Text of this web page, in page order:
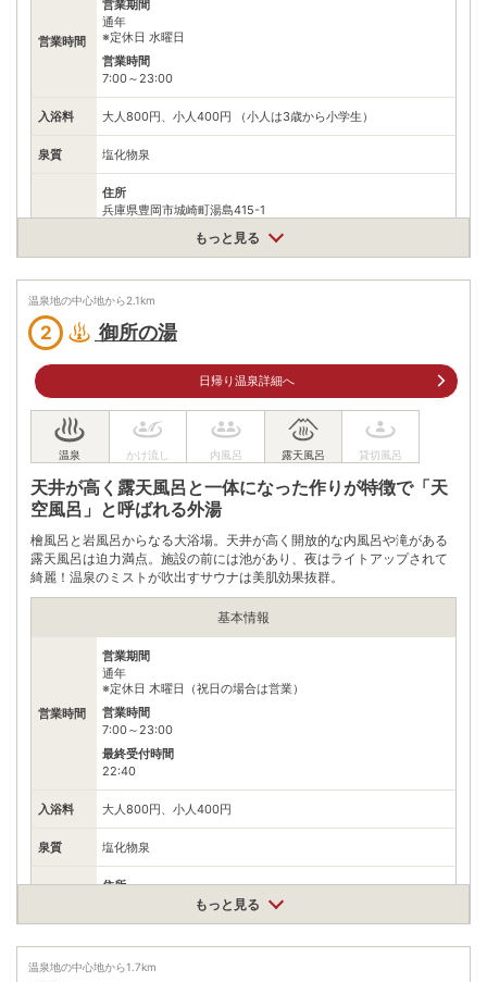
営業時間
営業期間
通年
※定休日 水曜日
営業時間
7:00～23:00
入浴料 大人800円、小人400円 （小人は3歳から小学生）
泉質 塩化物泉
アクセス
住所
兵庫県豊岡市城崎町湯島415-1
北近畿豊岡自動車道日高神鍋高原ICから国道482・312号、県道
公共交通機関
駐車場
電話番号 0796322229
※ 掲載情報は変更になる場合があります。最新の内容はご利用前にご自身でお
問合せください。
※ 料金情報は税込・税抜表記が混ざっております。正しい金額はご利用前にご
自身でお問合せください。
もっと見る
温泉地の中心地から2.1km
2 御所の湯
日帰り温泉詳細へ
天井が高く露天風呂と一体になった作りが特徴で「天
空風呂」と呼ばれる外湯
檜風呂と岩風呂からなる大浴場。天井が高く開放的な内風呂や滝がある
露天風呂は迫力満点。施設の前には池があり、夜はライトアップされて
綺麗！温泉のミストが吹出すサウナは美肌効果抜群。
基本情報
営業時間
営業期間
通年
※定休日 木曜日（祝日の場合は営業）
営業時間
7:00～23:00
最終受付時間
22:40
入浴料 大人800円、小人400円
泉質 塩化物泉
アクセス
住所
兵庫県豊岡市城崎町湯島448-1
車
北近畿豊岡自動車道日高神鍋高原ICから国道482・312号、県道
3号を城崎温泉方面へ22km
もっと見る
温泉地の中心地から1.7km